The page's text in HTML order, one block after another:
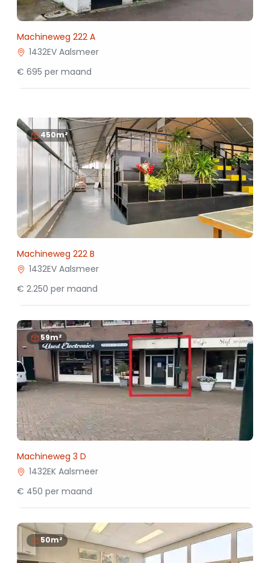
Machineweg 222 A
1432EV Aalsmeer
€ 695 per maand
450m²
Machineweg 222 B
1432EV Aalsmeer
€ 2.250 per maand
59m²
Machineweg 3 D
1432EK Aalsmeer
€ 450 per maand
50m²